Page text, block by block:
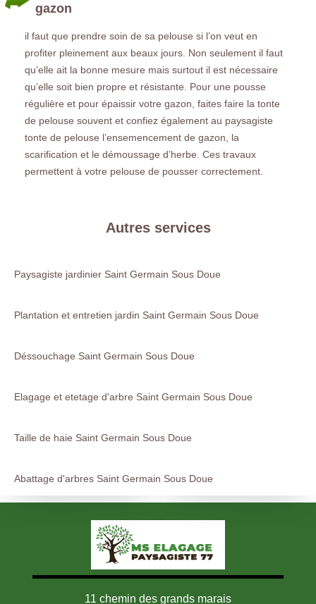
gazon
il faut que prendre soin de sa pelouse si l’on veut en
profiter pleinement aux beaux jours. Non seulement il faut
qu’elle ait la bonne mesure mais surtout il est nécessaire
qu’elle soit bien propre et résistante. Pour une pousse
régulière et pour épaissir votre gazon, faites faire la tonte
de pelouse souvent et confiez également au paysagiste
tonte de pelouse l’ensemencement de gazon, la
scarification et le démoussage d’herbe. Ces travaux
permettent à votre pelouse de pousser correctement.
Autres services
Paysagiste jardinier Saint Germain Sous Doue
Plantation et entretien jardin Saint Germain Sous Doue
Déssouchage Saint Germain Sous Doue
Elagage et etetage d'arbre Saint Germain Sous Doue
Taille de haie Saint Germain Sous Doue
Abattage d'arbres Saint Germain Sous Doue
11 chemin des grands marais